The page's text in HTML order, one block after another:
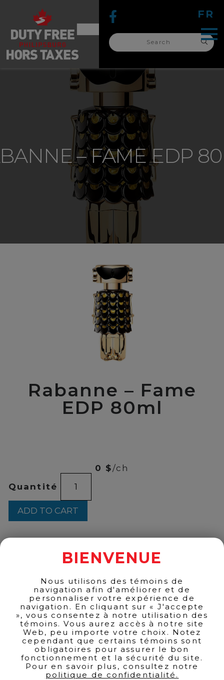
for:
FR
search
for:
– FAME EDP
Rabanne – Fame
EDP 80ml
0 $ /ch
Quantité
Rabanne
EDP
80ml
quantity
ADD TO CART
BACK TO PRODUCTSBIENVENUE
Nous utilisons des témoins de
navigation afin d'améliorer et de
personnaliser votre expérience de
navigation. En cliquant sur « J'accepte
», vous consentez à notre utilisation des
témoins. Vous aurez accès à notre site
Web, peu importe votre choix. Notez
cependant que certains témoins sont
obligatoires pour assurer le bon
fonctionnement et la sécurité du site.
Pour en savoir plus, consultez notre
politique de confidentialité.